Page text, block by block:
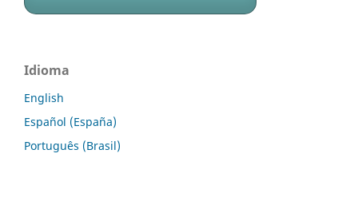
Idioma
English
Español (España)
Português (Brasil)